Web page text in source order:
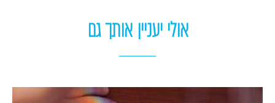
אולי יעניין אותך גם